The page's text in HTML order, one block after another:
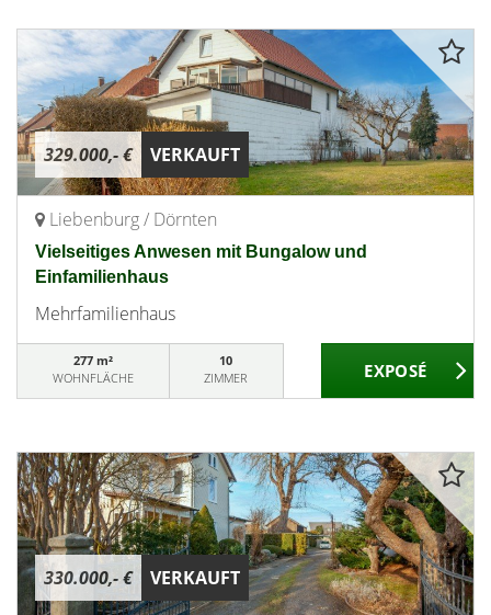
329.000,- € VERKAUFT
Liebenburg / Dörnten
Vielseitiges Anwesen mit Bungalow und
Einfamilienhaus
Mehrfamilienhaus
277 m²
WOHNFLÄCHE
10
ZIMMER
330.000,- € VERKAUFT